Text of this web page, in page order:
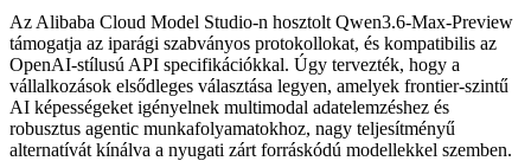
Az Alibaba Cloud Model Studio-n hosztolt Qwen3.6-Max-Preview
támogatja az iparági szabványos protokollokat, és kompatibilis az
OpenAI-stílusú API specifikációkkal. Úgy tervezték, hogy a
vállalkozások elsődleges választása legyen, amelyek frontier-szintű
AI képességeket igényelnek multimodal adatelemzéshez és
robusztus agentic munkafolyamatokhoz, nagy teljesítményű
alternatívát kínálva a nyugati zárt forráskódú modellekkel szemben.